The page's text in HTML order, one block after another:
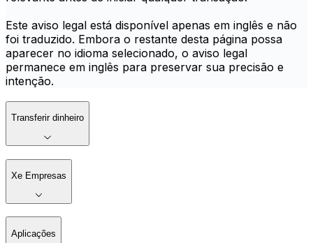
Este aviso legal está disponível apenas em inglês e não
foi traduzido. Embora o restante desta página possa
aparecer no idioma selecionado, o aviso legal
permanece em inglês para preservar sua precisão e
intenção.
Transferir dinheiro
Xe Empresas
Aplicações